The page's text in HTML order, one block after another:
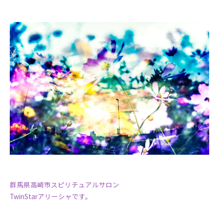
群馬県高崎市スピリチュアルサロン
TwinStarアリーシャです。